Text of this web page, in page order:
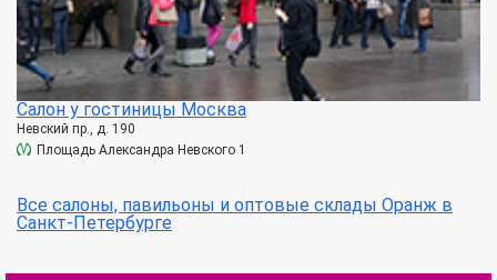
Салон у гостиницы Москва
Невский пр., д. 190
Площадь Александра Невского 1
Все салоны, павильоны и оптовые склады Оранж в
Санкт-Петербурге